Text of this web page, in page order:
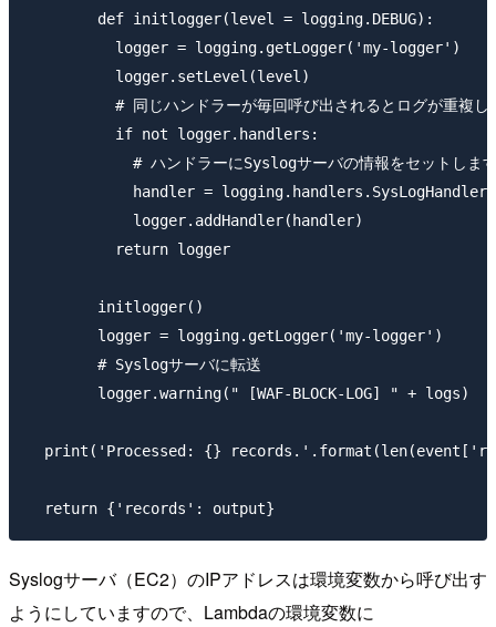
        def initlogger(level = logging.DEBUG):
          logger = logging.getLogger('my-logger')
          logger.setLevel(level)
# 同じハンドラーが毎回呼び出されるとログが重複し
          if not logger.handlers:
# ハンドラーにSyslogサーバの情報をセットしま
handler =
            logger.addHandler(handler)
          return logger
        initlogger()
        logger = logging.getLogger('my-logger')
        # Syslogサーバに転送
        logger.warning(" [WAF-BLOCK-LOG] " + logs)
print('Processed: {}
Syslogサーバ（EC2）のIPアドレスは環境変数から呼び出す
ようにしていますので、Lambdaの環境変数に